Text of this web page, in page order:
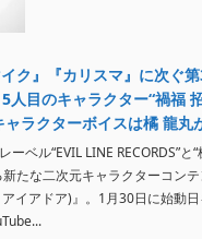
イク』『カリスマ』に次ぐ
人目のキャラクター“禍福
ャラクターボイスは橘 龍丸
ーベル“EVIL LINE RECORDS”と
たな二次元キャラクターコン
アイアドア)』。1月30日に始動